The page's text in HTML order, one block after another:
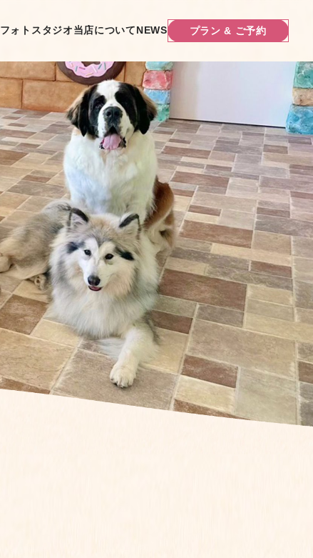
フォトスタジオ当店についてNEWS プラン & ご予約
プラン & ご予約